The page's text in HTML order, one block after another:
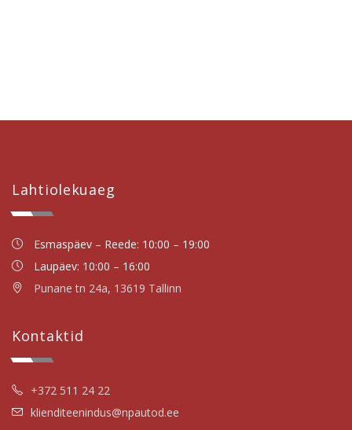
Lahtiolekuaeg
Esmaspäev – Reede: 10:00 – 19:00
Laupäev: 10:00 – 16:00
Punane tn 24a, 13619 Tallinn
Kontaktid
+372 511 24 22
klienditeenindus@npautod.ee